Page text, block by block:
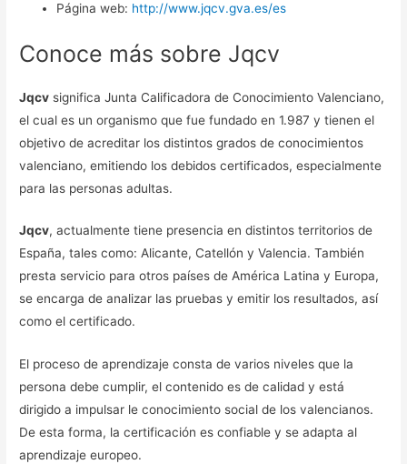
Página web: http://www.jqcv.gva.es/es
Conoce más sobre Jqcv
Jqcv significa Junta Calificadora de Conocimiento Valenciano,
el cual es un organismo que fue fundado en 1.987 y tienen el
objetivo de acreditar los distintos grados de conocimientos
valenciano, emitiendo los debidos certificados, especialmente
para las personas adultas.
Jqcv, actualmente tiene presencia en distintos territorios de
España, tales como: Alicante, Catellón y Valencia. También
presta servicio para otros países de América Latina y Europa,
se encarga de analizar las pruebas y emitir los resultados, así
como el certificado.
El proceso de aprendizaje consta de varios niveles que la
persona debe cumplir, el contenido es de calidad y está
dirigido a impulsar le conocimiento social de los valencianos.
De esta forma, la certificación es confiable y se adapta al
aprendizaje europeo.